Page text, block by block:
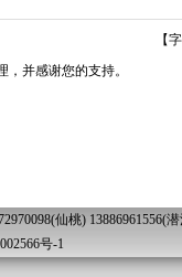
【
并感谢您的支持。
仙桃) 13886961556(
号-1